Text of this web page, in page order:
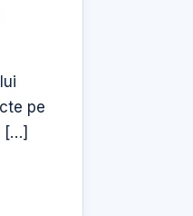
pe
[…]